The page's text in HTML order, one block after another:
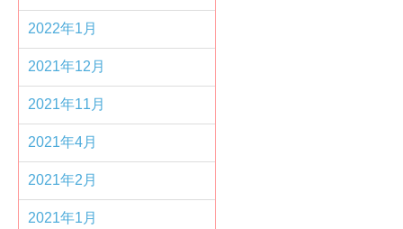
2022年1月
2021年12月
2021年11月
2021年4月
2021年2月
2021年1月